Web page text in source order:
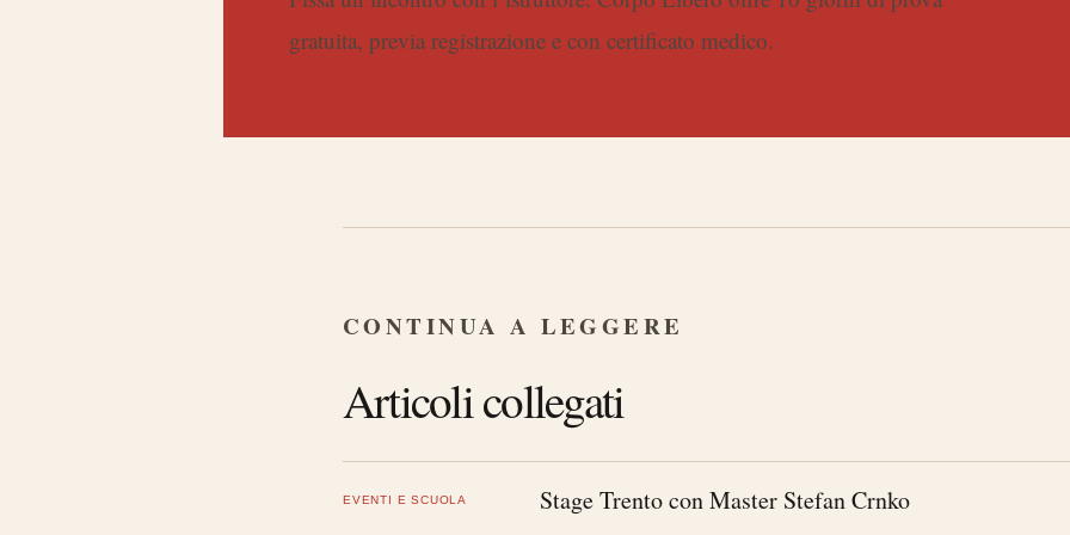
gratuita, previa registrazione e con certificato medico.
CONTINUA A LEGGERE
Articoli collegati
EVENTI E SCUOLA Stage Trento con Master Stefan Crnko